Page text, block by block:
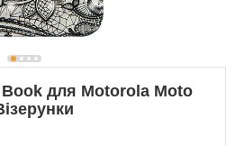
для Motorola Moto